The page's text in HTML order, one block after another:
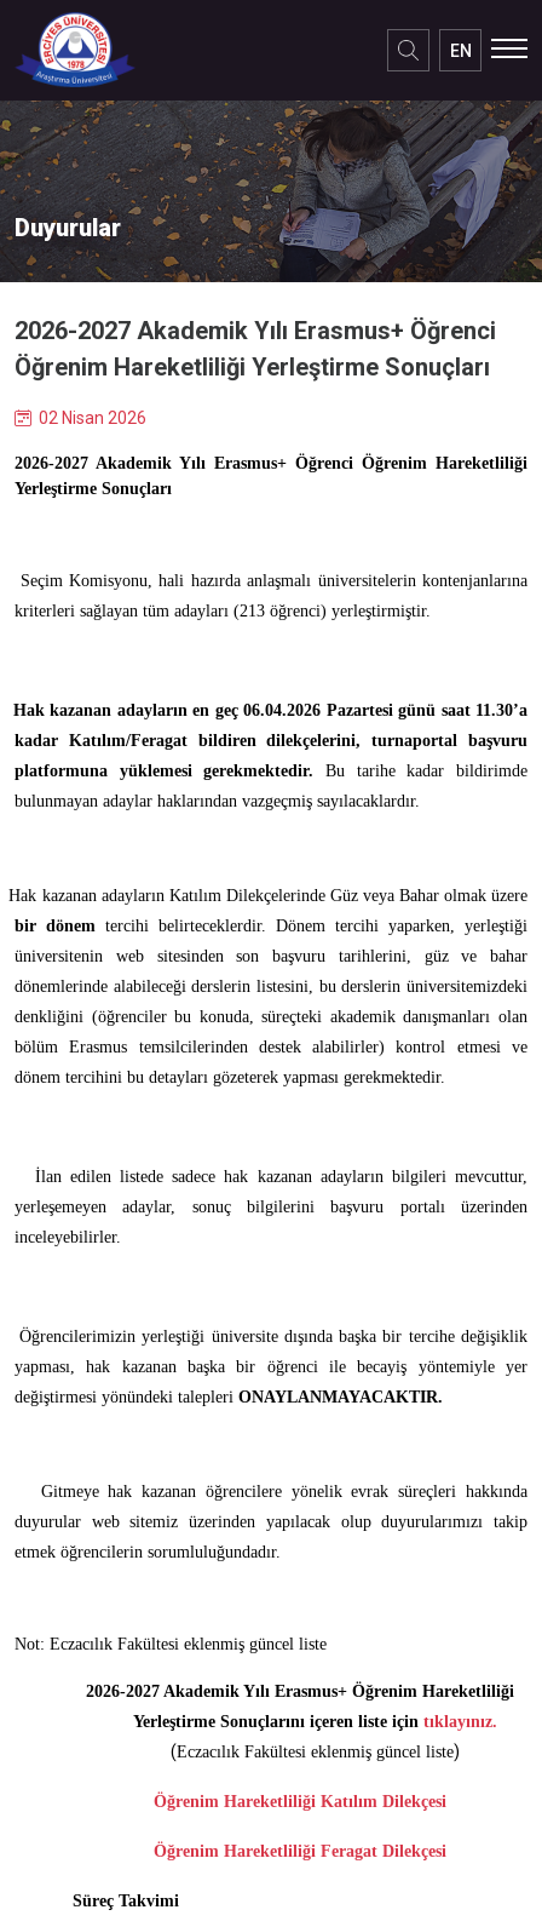
EN
Duyurular
2026-2027 Akademik Yılı Erasmus+ Öğrenci
Öğrenim Hareketliliği Yerleştirme Sonuçları
02 Nisan 2026
2026-2027 Akademik Yılı Erasmus+ Öğrenci Öğrenim Hareketliliği
Yerleştirme Sonuçları
Seçim Komisyonu, hali hazırda anlaşmalı üniversitelerin kontenjanlarına
kriterleri sağlayan tüm adayları (213 öğrenci) yerleştirmiştir.
Hak kazanan adayların en geç 06.04.2026 Pazartesi günü saat 11.30’a
kadar Katılım/Feragat bildiren dilekçelerini, turnaportal başvuru
platformuna yüklemesi gerekmektedir. Bu tarihe kadar bildirimde
bulunmayan adaylar haklarından vazgeçmiş sayılacaklardır.
Hak kazanan adayların Katılım Dilekçelerinde Güz veya Bahar olmak üzere
bir dönem tercihi belirteceklerdir. Dönem tercihi yaparken, yerleştiği
üniversitenin web sitesinden son başvuru tarihlerini, güz ve bahar
dönemlerinde alabileceği derslerin listesini, bu derslerin üniversitemizdeki
denkliğini (öğrenciler bu konuda, süreçteki akademik danışmanları olan
bölüm Erasmus temsilcilerinden destek alabilirler) kontrol etmesi ve
dönem tercihini bu detayları gözeterek yapması gerekmektedir.
İlan edilen listede sadece hak kazanan adayların bilgileri mevcuttur,
yerleşemeyen adaylar, sonuç bilgilerini başvuru portalı üzerinden
inceleyebilirler.
Öğrencilerimizin yerleştiği üniversite dışında başka bir tercihe değişiklik
yapması, hak kazanan başka bir öğrenci ile becayiş yöntemiyle yer
değiştirmesi yönündeki talepleri ONAYLANMAYACAKTIR.
Gitmeye hak kazanan öğrencilere yönelik evrak süreçleri hakkında
duyurular web sitemiz üzerinden yapılacak olup duyurularımızı takip
etmek öğrencilerin sorumluluğundadır.
Not: Eczacılık Fakültesi eklenmiş güncel liste
2026-2027 Akademik Yılı Erasmus+ Öğrenim Hareketliliği
Yerleştirme Sonuçlarını içeren liste için tıklayınız.
(Eczacılık Fakültesi eklenmiş güncel liste)
Öğrenim Hareketliliği Katılım Dilekçesi
Öğrenim Hareketliliği Feragat Dilekçesi
Süreç Takvimi